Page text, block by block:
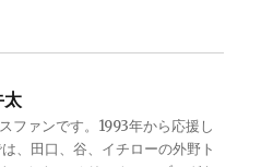
太
ファンです。1993年から応援し
、田口、谷、イチローの外野ト